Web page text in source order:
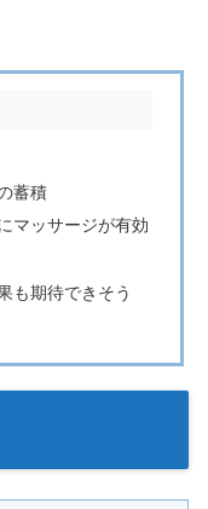
蓄積
マッサージが有効
も期待できそう